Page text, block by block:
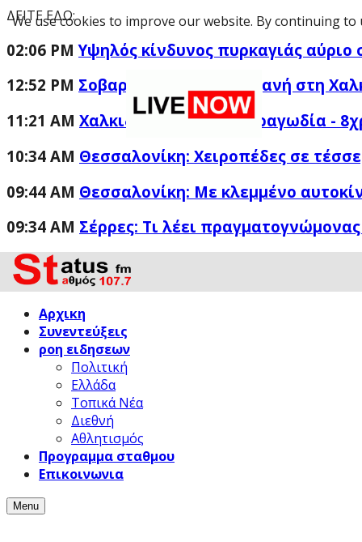
ΔΕΙΤΕ ΕΔΩ:
02:06 PMΥψηλός κίνδυνος πυρκαγιάς αύριο
12:52 PM Σοβαρό τροχαίο με μηχανή στη
11:21 AM Χαλκιδική: Παρολίγο τραγωδία -
10:34 AM Θεσσαλονίκη: Χειροπέδες σε
09:44 AM Θεσσαλονίκη: Με κλεμμένο
09:34 AM Σέρρες: Τι λέει
Αρχικη
Συνεντεύξεις
ροη ειδησεων
Πολιτική
Ελλάδα
Τοπικά Νέα
Διεθνή
Αθλητισμός
Προγραμμα σταθμου
Επικοινωνια
Menu
We use cookies to improve our website. By continuing